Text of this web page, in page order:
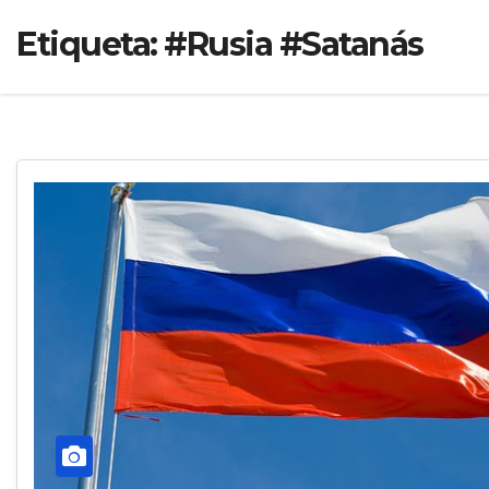
Etiqueta:#Rusia #Satanás